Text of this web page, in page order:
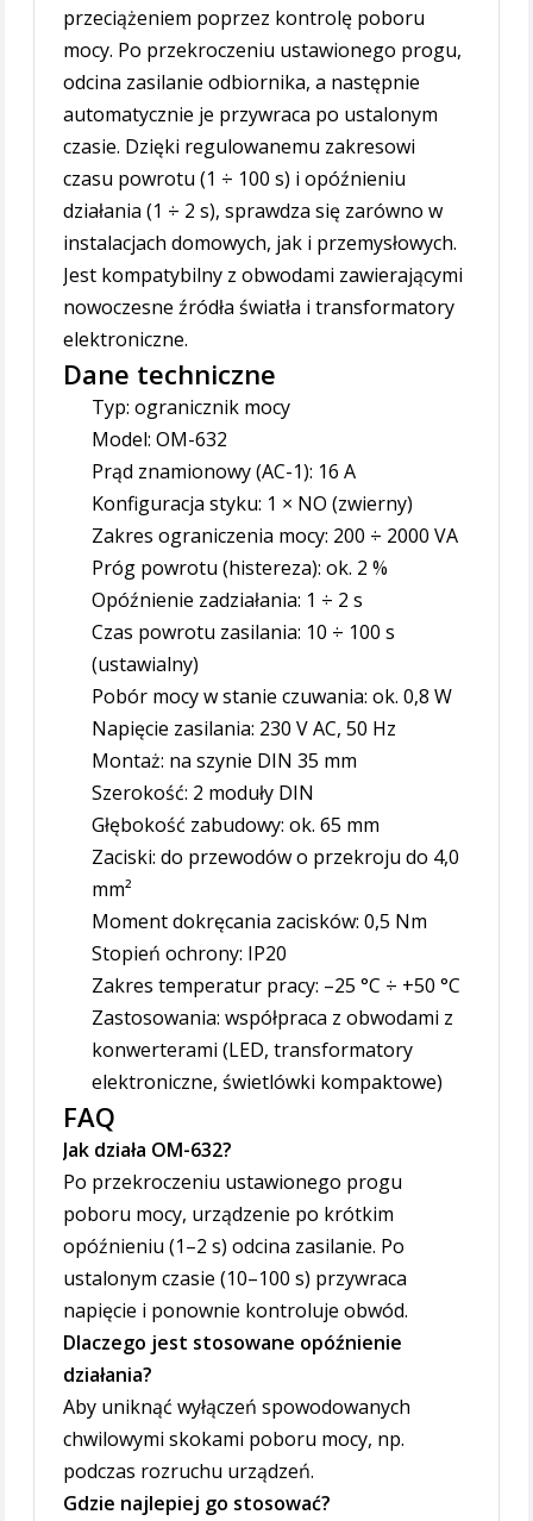
przeciążeniem poprzez kontrolę poboru
mocy. Po przekroczeniu ustawionego progu,
odcina zasilanie odbiornika, a następnie
automatycznie je przywraca po ustalonym
czasie. Dzięki regulowanemu zakresowi
czasu powrotu (1 ÷ 100 s) i opóźnieniu
działania (1 ÷ 2 s), sprawdza się zarówno w
instalacjach domowych, jak i przemysłowych.
Jest kompatybilny z obwodami zawierającymi
nowoczesne źródła światła i transformatory
elektroniczne.
Dane techniczne
Typ: ogranicznik mocy
Model: OM-632
Prąd znamionowy (AC-1): 16 A
Konfiguracja styku: 1 × NO (zwierny)
Zakres ograniczenia mocy: 200 ÷ 2000 VA
Próg powrotu (histereza): ok. 2 %
Opóźnienie zadziałania: 1 ÷ 2 s
Czas powrotu zasilania: 10 ÷ 100 s
(ustawialny)
Pobór mocy w stanie czuwania: ok. 0,8 W
Napięcie zasilania: 230 V AC, 50 Hz
Montaż: na szynie DIN 35 mm
Szerokość: 2 moduły DIN
Głębokość zabudowy: ok. 65 mm
Zaciski: do przewodów o przekroju do 4,0
mm²
Moment dokręcania zacisków: 0,5 Nm
Stopień ochrony: IP20
Zakres temperatur pracy: –25 °C ÷ +50 °C
Zastosowania: współpraca z obwodami z
konwerterami (LED, transformatory
elektroniczne, świetlówki kompaktowe)
FAQ
Jak działa OM-632?
Po przekroczeniu ustawionego progu
poboru mocy, urządzenie po krótkim
opóźnieniu (1–2 s) odcina zasilanie. Po
ustalonym czasie (10–100 s) przywraca
napięcie i ponownie kontroluje obwód.
Dlaczego jest stosowane opóźnienie
działania?
Aby uniknąć wyłączeń spowodowanych
chwilowymi skokami poboru mocy, np.
podczas rozruchu urządzeń.
Gdzie najlepiej go stosować?